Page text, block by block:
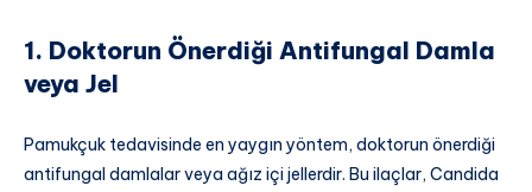
1. Doktorun Önerdiği Antifungal Damla
veya Jel
Pamukçuk tedavisinde en yaygın yöntem, doktorun önerdiği
antifungal damlalar veya ağız içi jellerdir. Bu ilaçlar, Candida